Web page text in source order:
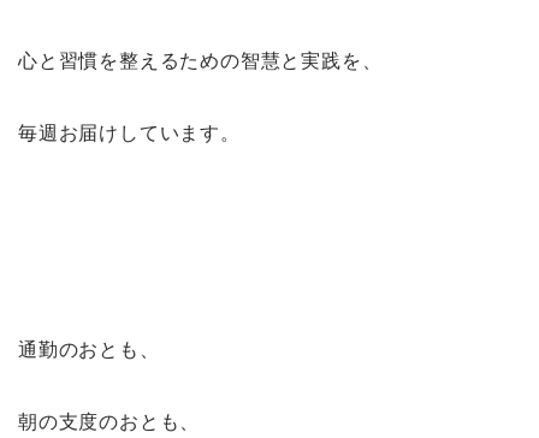
心と習慣を整えるための智慧と実践を、
毎週お届けしています。
通勤のおとも、
朝の支度のおとも、